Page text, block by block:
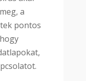
a
pontos